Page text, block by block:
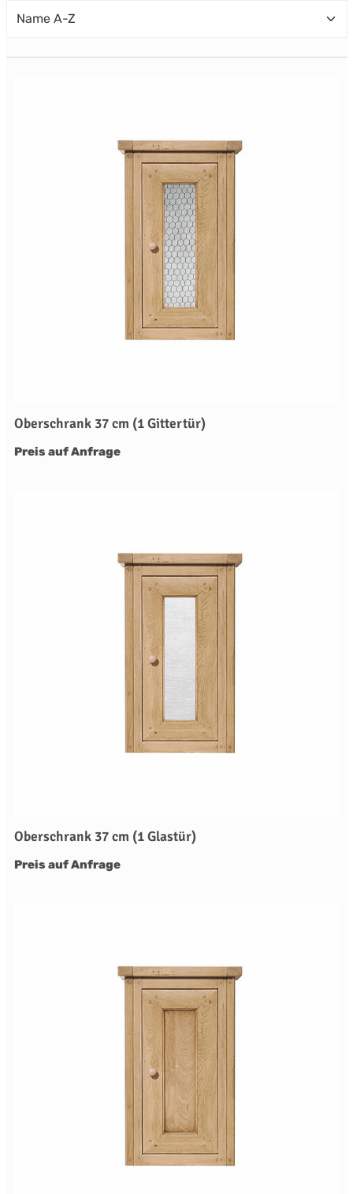
Oberschrank 37 cm (1 Gittertür)
Preis auf Anfrage
Oberschrank 37 cm (1 Glastür)
Preis auf Anfrage